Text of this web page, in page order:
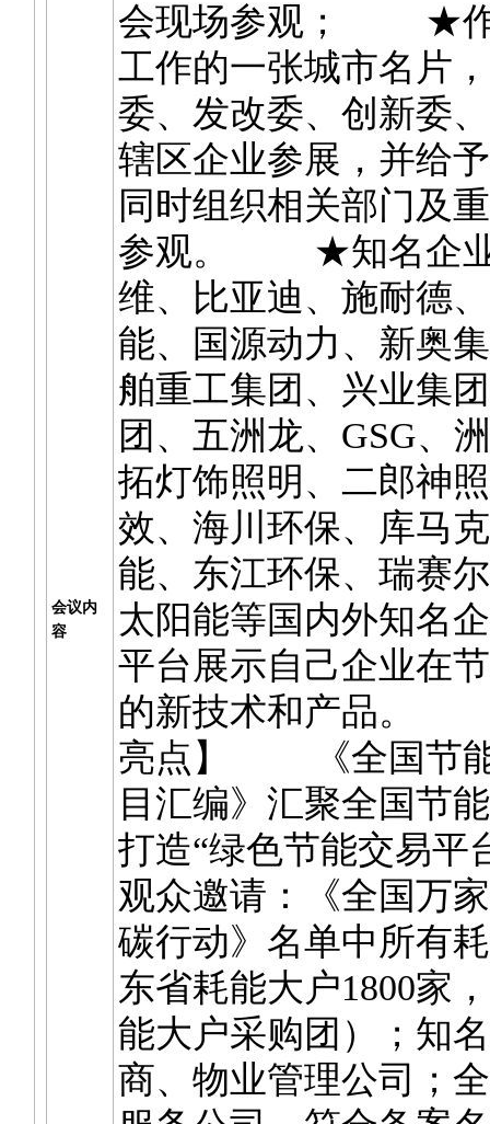
会议内
容
会现场参观； ★作
工作的一张城市名片
委、发改委、创新委
辖区企业参展，并给
同时组织相关部门及
参观。 ★知名企业
维、比亚迪、施耐德
能、国源动力、新奥
舶重工集团、兴业集
团、五洲龙、GSG、
拓灯饰照明、二郎神
效、海川环保、库马
能、东江环保、瑞赛
太阳能等国内外知名
平台展示自己企业在
的新技术和产品。
亮点】 《全国节能
目汇编》汇聚全国节
打造“绿色节能交
观众邀请：《全国万
碳行动》名单中所有
东省耗能大户1800家
能大户采购团）；知
商、物业管理公司；